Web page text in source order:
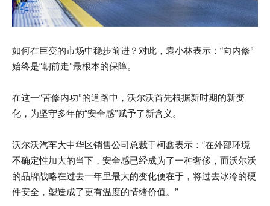
如何在巨变的市场中稳步前进？对此，袁小林表示：“向内修”
始终是“朝前走”最根本的保障。
在这一“苦修内功”的道路中，沃尔沃首先根据新时期的新变
化，为坚守多年的“安全感”赋予了新含义。
沃尔沃汽车大中华区销售公司总裁于柯鑫表示：“在外部环境
不确定性加大的当下，安全感已经成为了一种奢侈，而沃尔沃
的品牌战略在过去一年里最大的变化便在于，将过去冰冷的硬
件安全，塑造成了更有温度的情绪价值。”